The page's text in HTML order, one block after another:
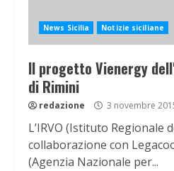
News Sicilia Notizie siciliane
Il progetto Vienergy
di Rimini
redazione 3 novembre
L’IRVO (Istituto Regionale
collaborazione con
(Agenzia Nazionale per...